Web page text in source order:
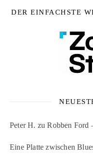
DER EINFACHSTE
Peter H. zuRobben Ford
Eine Platte zwischen